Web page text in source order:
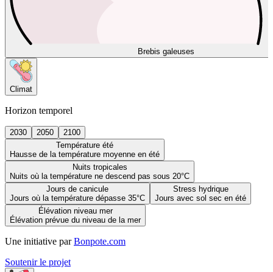
Brebis galeuses
Climat
Horizon temporel
2030 2050
2100
Température été
Hausse de la température moyenne en été
Nuits tropicales
Nuits où la température ne descend pas sous 20°C
Jours de canicule
Jours où la température dépasse 35°C
Stress hydrique
Jours avec sol sec en été
Élévation niveau mer
Élévation prévue du niveau de la mer
Une initiative par Bonpote.com
Soutenir le projet